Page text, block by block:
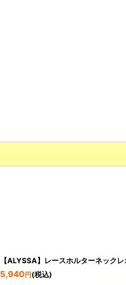
【ALYSSA】レースホルターネック
5,940 円 (税込)